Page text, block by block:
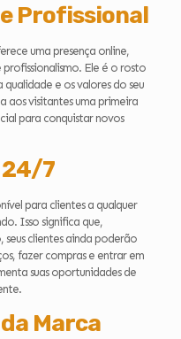
Profissional
uma presença online,
Ele é o rosto
e os valores do seu
aos visitantes uma primeira
para conquistar novos
24/7
para clientes a qualquer
Isso significa que,
clientes ainda poderão
fazer compras e entrar em
suas oportunidades de
Marca